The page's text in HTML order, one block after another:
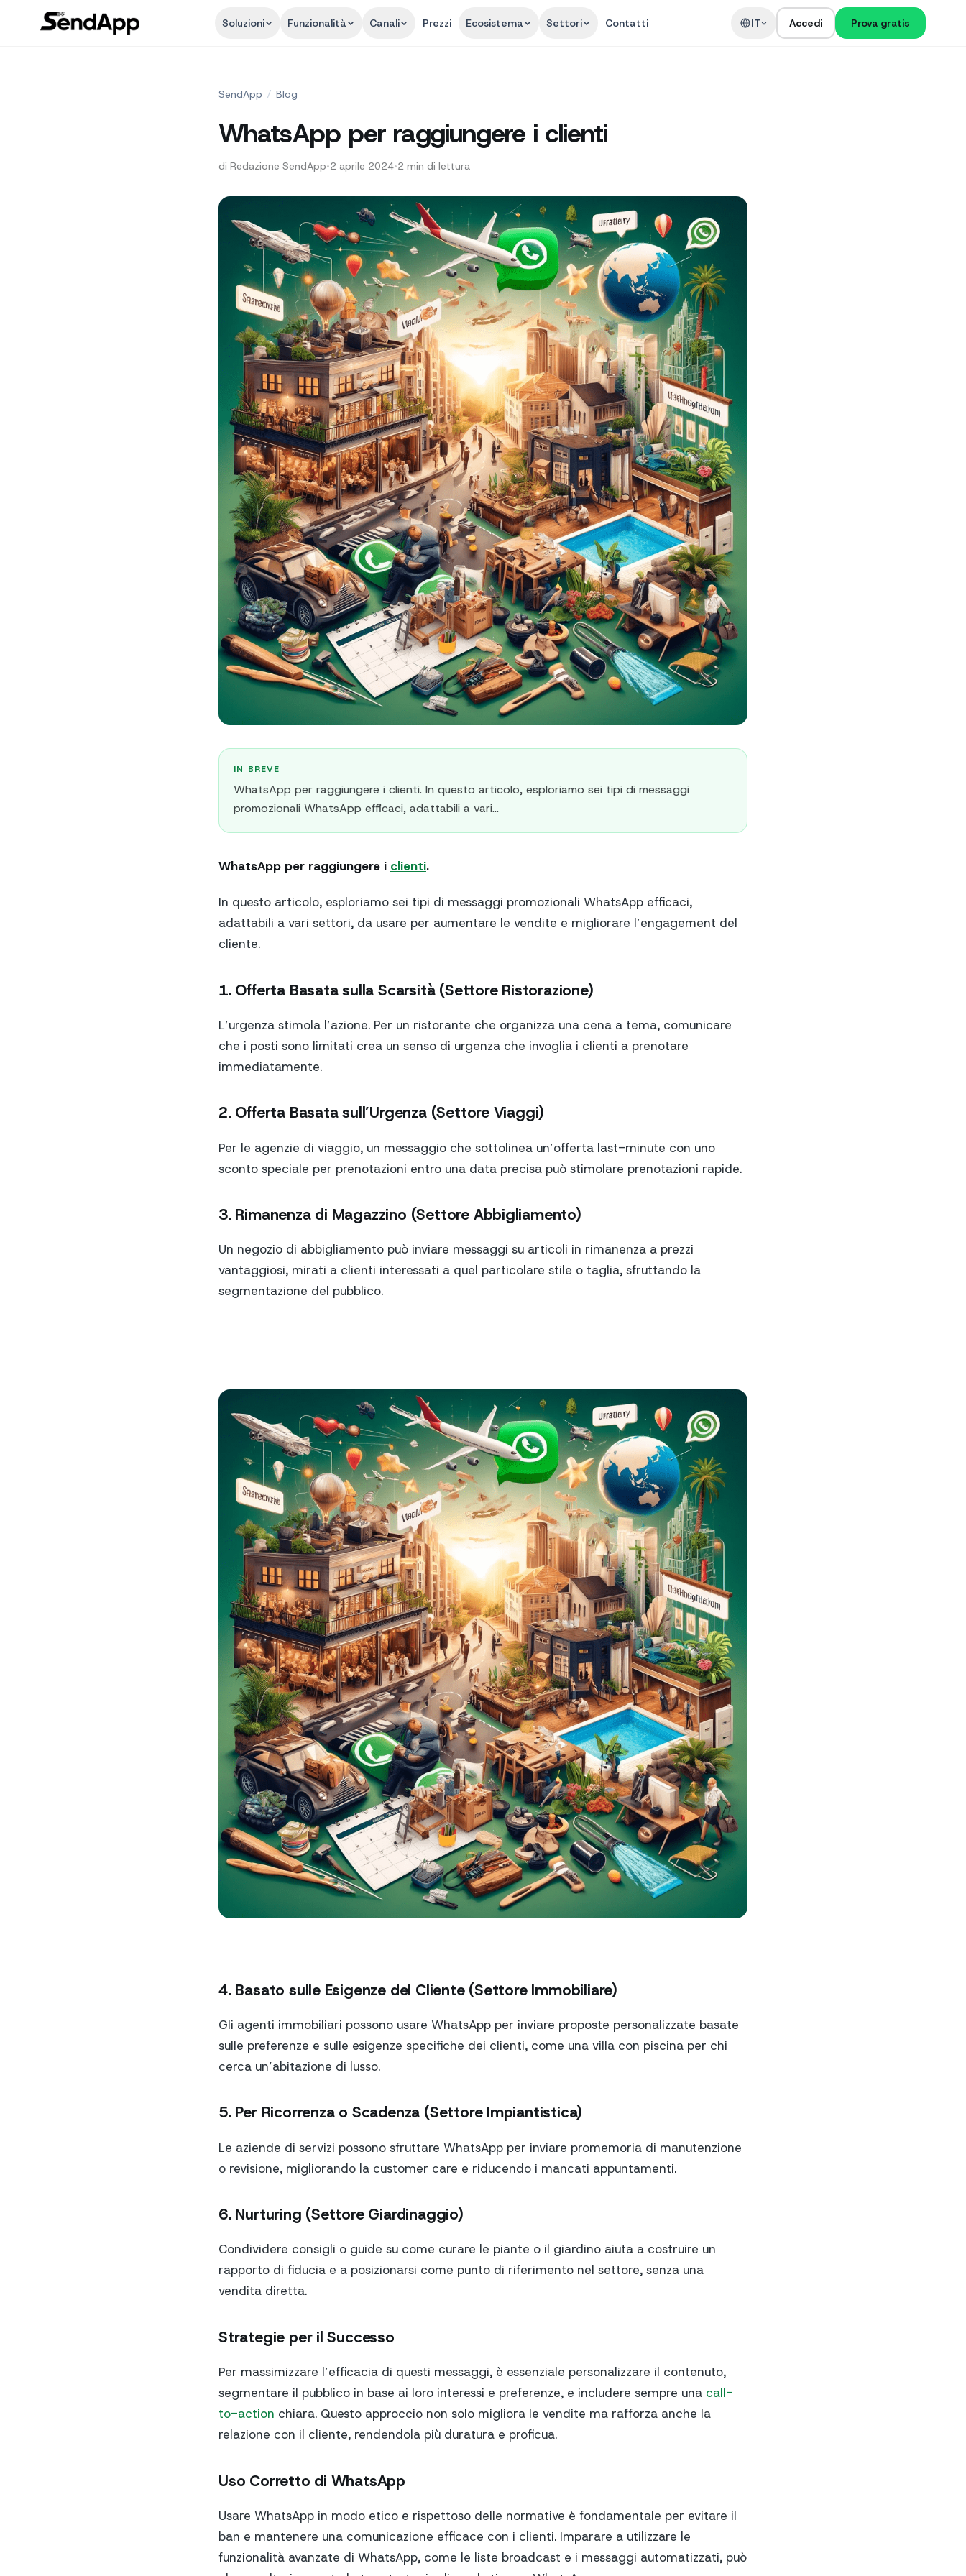
Soluzioni Funzionalità Canali Prezzi Ecosistema Settori Contatti IT Accedi Prova gratis
SendApp / Blog
WhatsApp per raggiungere i clienti
di Redazione SendApp•2 aprile 2024•2 min di lettura
IN BREVE
WhatsApp per raggiungere i clienti. In questo articolo, esploriamo sei tipi di messaggi
promozionali WhatsApp efficaci, adattabili a vari...
WhatsApp per raggiungere i clienti.
In questo articolo, esploriamo sei tipi di messaggi promozionali WhatsApp efficaci,
adattabili a vari settori, da usare per aumentare le vendite e migliorare l’engagement del
cliente.
1. Offerta Basata sulla Scarsità (Settore Ristorazione)
L’urgenza stimola l’azione. Per un ristorante che organizza una cena a tema, comunicare
che i posti sono limitati crea un senso di urgenza che invoglia i clienti a prenotare
immediatamente.
2. Offerta Basata sull’Urgenza (Settore Viaggi)
Per le agenzie di viaggio, un messaggio che sottolinea un’offerta last-minute con uno
sconto speciale per prenotazioni entro una data precisa può stimolare prenotazioni rapide.
3. Rimanenza di Magazzino (Settore Abbigliamento)
Un negozio di abbigliamento può inviare messaggi su articoli in rimanenza a prezzi
vantaggiosi, mirati a clienti interessati a quel particolare stile o taglia, sfruttando la
segmentazione del pubblico.
4. Basato sulle Esigenze del Cliente (Settore Immobiliare)
Gli agenti immobiliari possono usare WhatsApp per inviare proposte personalizzate basate
sulle preferenze e sulle esigenze specifiche dei clienti, come una villa con piscina per chi
cerca un’abitazione di lusso.
5. Per Ricorrenza o Scadenza (Settore Impiantistica)
Le aziende di servizi possono sfruttare WhatsApp per inviare promemoria di manutenzione
o revisione, migliorando la customer care e riducendo i mancati appuntamenti.
6. Nurturing (Settore Giardinaggio)
Condividere consigli o guide su come curare le piante o il giardino aiuta a costruire un
rapporto di fiducia e a posizionarsi come punto di riferimento nel settore, senza una
vendita diretta.
Strategie per il Successo
Per massimizzare l’efficacia di questi messaggi, è essenziale personalizzare il contenuto,
segmentare il pubblico in base ai loro interessi e preferenze, e includere sempre una call-
to-action chiara. Questo approccio non solo migliora le vendite ma rafforza anche la
relazione con il cliente, rendendola più duratura e proficua.
Uso Corretto di WhatsApp
Usare WhatsApp in modo etico e rispettoso delle normative è fondamentale per evitare il
ban e mantenere una comunicazione efficace con i clienti. Imparare a utilizzare le
funzionalità avanzate di WhatsApp, come le liste broadcast e i messaggi automatizzati, può